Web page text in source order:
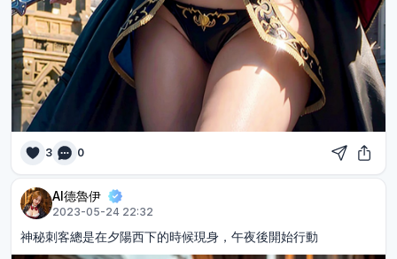
3 0
AI德魯伊
2023-05-24 22:32
神秘刺客總是在夕陽西下的時候現身，午夜後開始行動